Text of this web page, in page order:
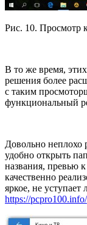
Рис. 10. Просмотр
В то же время,
решения более
с таким
функциональный
Довольно неплохо
удобно открыть
названия, превью
качественно
яркое, не
https://